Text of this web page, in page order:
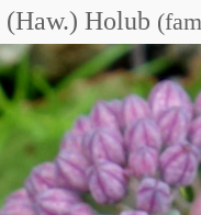
(Haw.) Holub (